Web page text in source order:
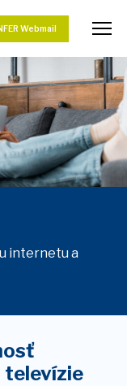
Webmail
internetu a
televízie